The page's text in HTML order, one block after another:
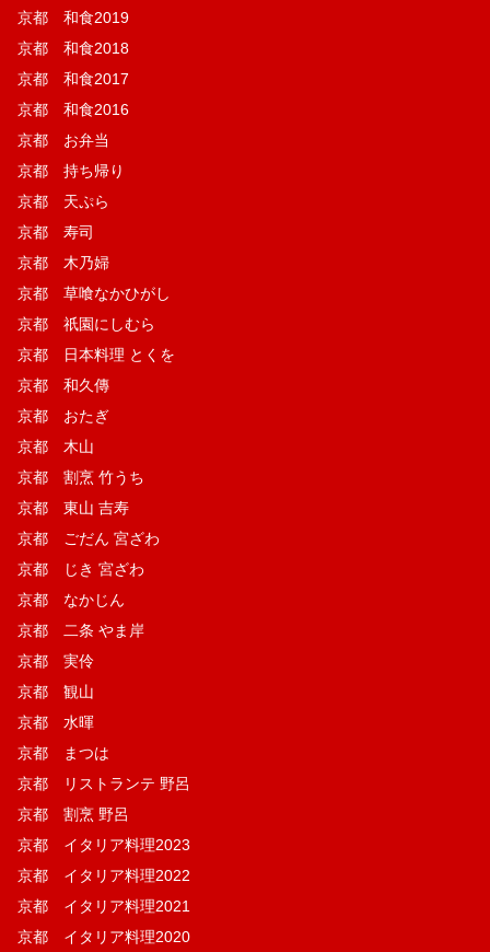
京都 和食2019
京都 和食2018
京都 和食2017
京都 和食2016
京都 お弁当
京都 持ち帰り
京都 天ぷら
京都 寿司
京都 木乃婦
京都 草喰なかひがし
京都 祇園にしむら
京都 日本料理 とくを
京都 和久傳
京都 おたぎ
京都 木山
京都 割烹 竹うち
京都 東山 吉寿
京都 ごだん 宮ざわ
京都 じき 宮ざわ
京都 なかじん
京都 二条 やま岸
京都 実伶
京都 観山
京都 水暉
京都 まつは
京都 リストランテ 野呂
京都 割烹 野呂
京都 イタリア料理2023
京都 イタリア料理2022
京都 イタリア料理2021
京都 イタリア料理2020